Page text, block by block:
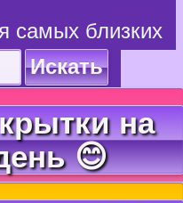
самых близких
Искать
на
😊